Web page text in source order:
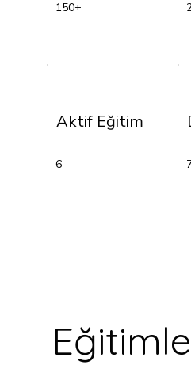
150+
Aktif Eğitim
6